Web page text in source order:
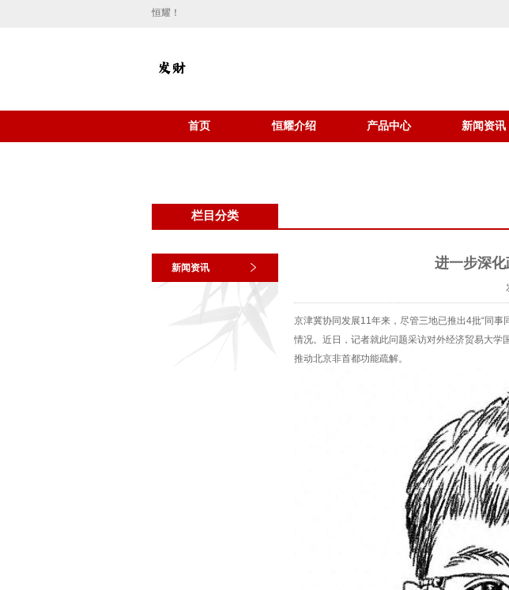
恒耀！
首页 恒耀介绍 产品中心 新闻资讯
栏目分类
新闻资讯 进一步深
京津冀协同发展11年来，尽管三地已推出4批“同
情况。近日，记者就此问题采访对外经济贸易大学
推动北京非首都功能疏解。